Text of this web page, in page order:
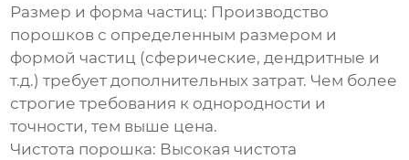
Размер и форма частиц: Производство
порошков с определенным размером и
формой частиц (сферические, дендритные и
т.д.) требует дополнительных затрат. Чем более
строгие требования к однородности и
точности, тем выше цена.
Чистота порошка: Высокая чистота